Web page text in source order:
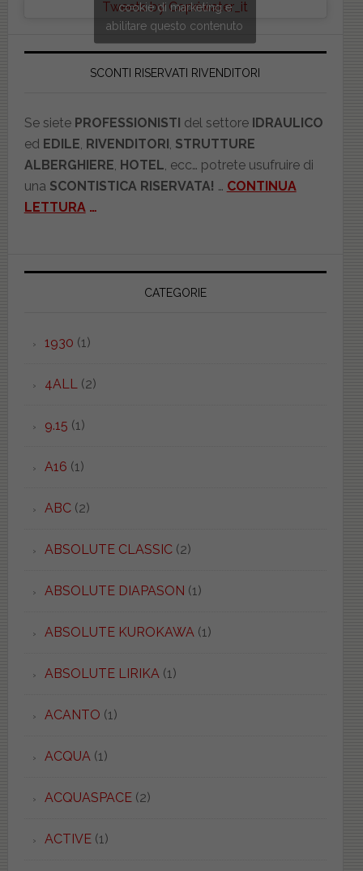
Tweets by Copriwater_it
cookie di marketing e
abilitare questo contenuto
SCONTI RISERVATI RIVENDITORI
Se siete PROFESSIONISTI del settore IDRAULICO
ed EDILE RIVENDITORI STRUTTURE
ALBERGHIERE HOTEL , ecc… potrete usufruire di
una SCONTISTICA RISERVATA! … CONTINUA
LETTURA …
CATEGORIE
1930 (1)
4ALL (2)
9.15 (1)
A16 (1)
ABC(2)
ABSOLUTE CLASSIC(2)
ABSOLUTE DIAPASON (1)
ABSOLUTE KUROKAWA (1)
ABSOLUTE LIRIKA (1)
ACANTO (1)
ACQUA (1)
ACQUASPACE(2)
ACTIVE(1)